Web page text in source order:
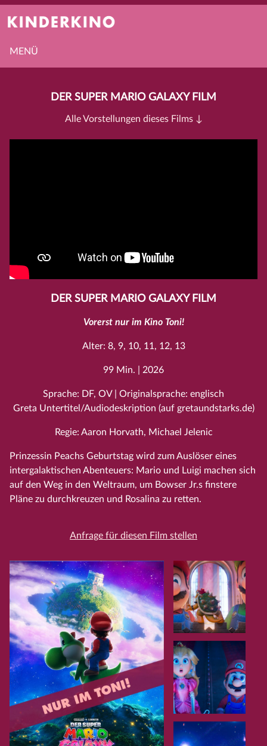
MENÜ
DER SUPER MARIO GALAXY FILM
Alle Vorstellungen dieses Films ↓
DER SUPER MARIO GALAXY FILM
Vorerst nur im Kino Toni!
Alter: 8, 9, 10, 11, 12, 13
99 Min. | 2026
Sprache: DF, OV | Originalsprache: englisch
Greta Untertitel/Audiodeskription (auf gretaundstarks.de)
Regie: Aaron Horvath, Michael Jelenic
Prinzessin Peachs Geburtstag wird zum Auslöser eines
intergalaktischen Abenteuers: Mario und Luigi machen sich
auf den Weg in den Weltraum, um Bowser Jr.s finstere
Pläne zu durchkreuzen und Rosalina zu retten.
Anfrage für diesen Film stellen